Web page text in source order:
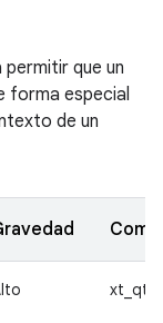
que un
forma especial
de un